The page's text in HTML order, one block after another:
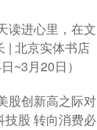
读进心里，在文
| 北京实体书店
~3月20日）
股创新高之际对
技股 转向消费必